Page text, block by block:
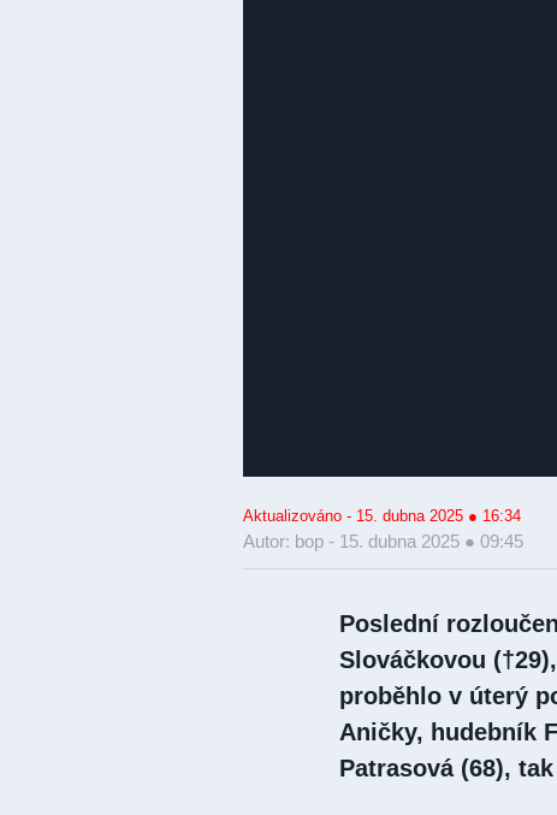
Autor: bop -
Aktualizováno - 15. dubna 2025 ● 16:34
15. dubna 2025 ● 09:45
Poslední
Slováčkovou
proběhlo v úterý
Aničky, hudebník
Patrasová (68),